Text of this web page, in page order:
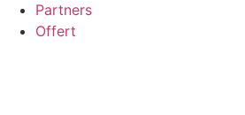
Partners
Offert